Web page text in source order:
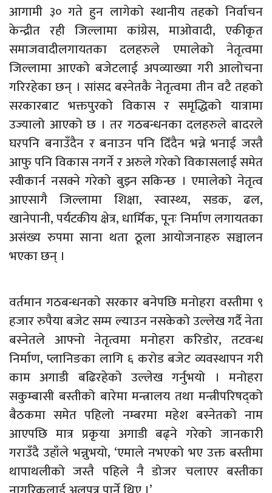
आगामी ३० गते हुन लागेको स्थानीय तहको निर्वाचन
केन्द्रीत रही जिल्लामा कांग्रेस, माओवादी, एकीकृत
समाजवादीलगायतका दलहरुले एमालेको नेतृत्वमा
जिल्लामा आएको बजेटलाई अपव्याख्या गरी आलोचना
गरिरहेका छन् । सांसद बस्नेतकै नेतृत्वमा तीन वटै तहको
सरकारबाट भक्तपुरको विकास र समृद्धिको यात्रामा
उज्यालो आएको छ । तर गठबन्धनका दलहरुले बादरले
घरपनि बनाउँदैन र बनाउन पनि दिँदैन भन्ने भनाई जस्तै
आफु पनि विकास नगर्ने र अरुले गरेको विकासलाई समेत
स्वीकार्न नसक्ने गरेको बुझ्न सकिन्छ । एमालेको नेतृत्व
आएसागै जिल्लामा शिक्षा, स्वास्थ्य, सडक, ढल,
खानेपानी, पर्यटकीय क्षेत्र, धार्मिक, पूनः निर्माण लगायतका
असंख्य रुपमा साना थता ठूला आयोजनाहरु सञ्चालन
भएका छन् ।
वर्तमान गठबन्धनको सरकार बनेपछि मनोहरा वस्तीमा ९
हजार रुपैया बजेट सम्म ल्याउन नसकेको उल्लेख गर्दै नेता
बस्नेतले आफ्नो नेतृत्वमा मनोहरा करिडोर, तटवन्ध
निर्माण, प्लानिङका लागि ६ करोड बजेट व्यवस्थापन गरी
काम अगाडी बढिरहेको उल्लेख गर्नुभयो । मनोहरा
सकुम्बासी बस्तीको बारेमा मन्त्रालय तथा मन्त्रीपरिषद्को
बैठकमा समेत पहिलो नम्बरमा महेश बस्नेतको नाम
आएपछि मात्र प्रकृया अगाडी बढ्ने गरेको जानकारी
गराउँदै उहाँले भन्नुभयो, ‘एमाले नभएको भए उक्त बस्तीमा
थापाथलीको जस्तै पहिले नै डोजर चलाएर बस्तीका